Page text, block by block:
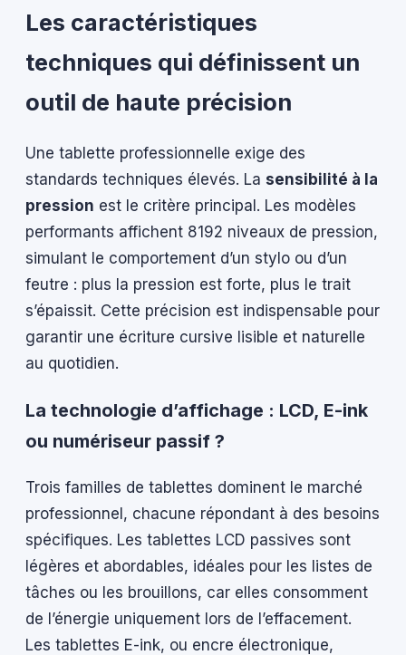
Les caractéristiques
techniques qui définissent un
outil de haute précision
Une tablette professionnelle exige des
standards techniques élevés. La sensibilité à la
pression est le critère principal. Les modèles
performants affichent 8192 niveaux de pression,
simulant le comportement d’un stylo ou d’un
feutre : plus la pression est forte, plus le trait
s’épaissit. Cette précision est indispensable pour
garantir une écriture cursive lisible et naturelle
au quotidien.
La technologie d’affichage : LCD, E-ink
ou numériseur passif ?
Trois familles de tablettes dominent le marché
professionnel, chacune répondant à des besoins
spécifiques. Les tablettes LCD passives sont
légères et abordables, idéales pour les listes de
tâches ou les brouillons, car elles consomment
de l’énergie uniquement lors de l’effacement.
Les tablettes E-ink, ou encre électronique,